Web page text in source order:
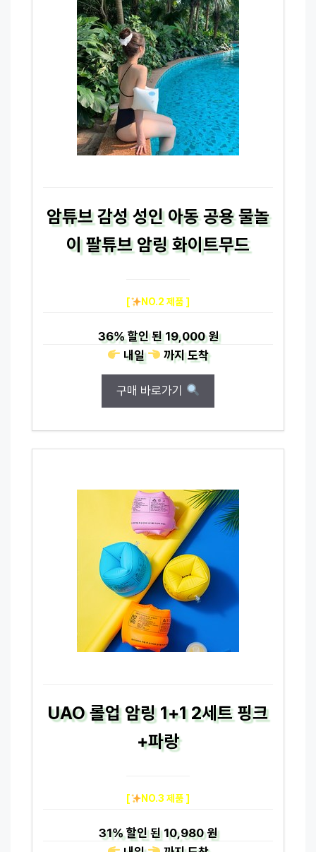
암튜브 감성 성인 아동 공용 물놀
이 팔튜브 암링 화이트무드
[ NO.2 제품 ]
36%할인 된19,000 원
내일
까지도착
구매 바로가기
UAO 롤업 암링 1+1 2세트 핑크
+파랑
[ NO.3 제품 ]
31%할인 된10,980 원